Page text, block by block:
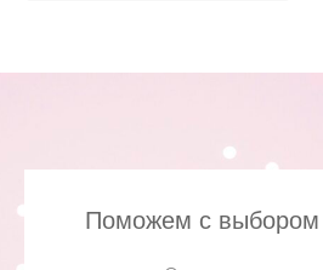
Поможем с выбором